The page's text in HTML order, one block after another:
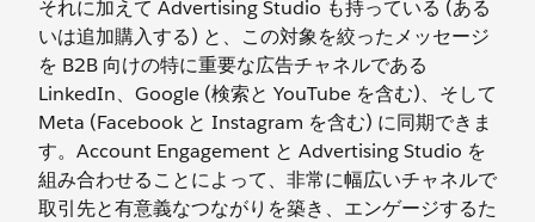
それに加えて Advertising Studio も持っている (ある
いは追加購入する) と、この対象を絞ったメッセージ
を B2B 向けの特に重要な広告チャネルである
LinkedIn、Google (検索と YouTube を含む)、そして
Meta (Facebook と Instagram を含む) に同期できま
す。Account Engagement と Advertising Studio を
組み合わせることによって、非常に幅広いチャネルで
取引先と有意義なつながりを築き、エンゲージするた